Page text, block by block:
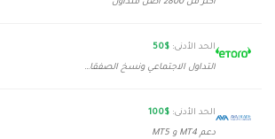
الحد الأدنى: $50
التداول الاجتماعي ونسخ الصفقات
الحد الأدنى: $100
دعم MT4 و MT5